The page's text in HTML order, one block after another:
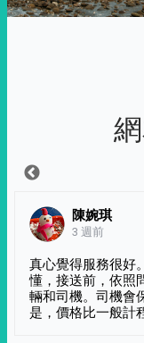
陳婉琪
3 週前
真心覺得服務很好
懂，接送前，依照
輛和司機。司機會
是，價格比一般計